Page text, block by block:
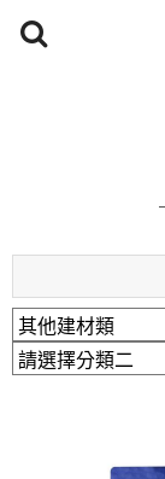
捷運： 中和
原Line已
開車：中山
捷運： 中和